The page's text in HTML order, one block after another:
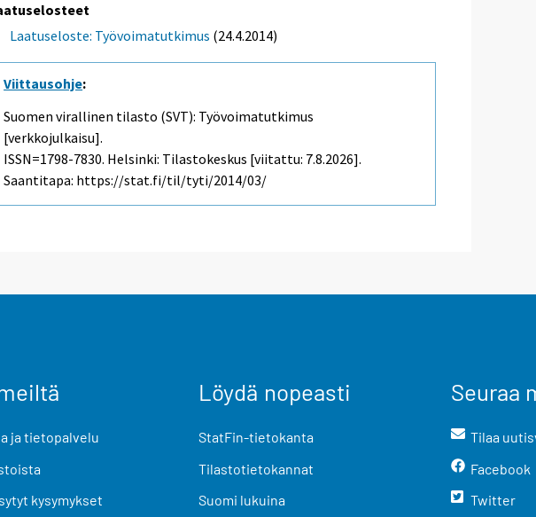
Laatuseloste: Työvoimatutkimus (24.4.2014)
Viittausohje:
Suomen virallinen tilasto (SVT): Työvoimatutkimus
[verkkojulkaisu].
ISSN=1798-7830. Helsinki: Tilastokeskus [viitattu: 7.8.2026].
Saantitapa: https://stat.fi/til/tyti/2014/03/
ja tietopalvelu
kysymykset
Löydä nopeasti
StatFin-tietokanta
Tilastotietokannat
Suomi lukuina
Seuraa
Tilaa
Facebook
Twitter